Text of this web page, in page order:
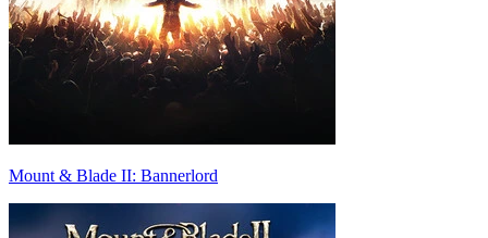
Mount & Blade II: Bannerlord